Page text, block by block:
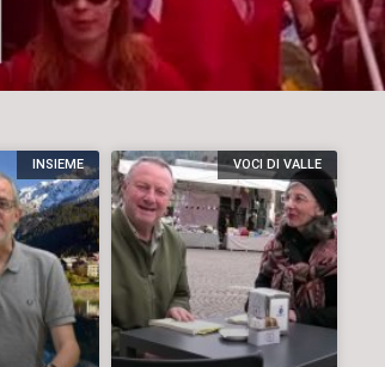
INSIEME VOCI DI VALLE